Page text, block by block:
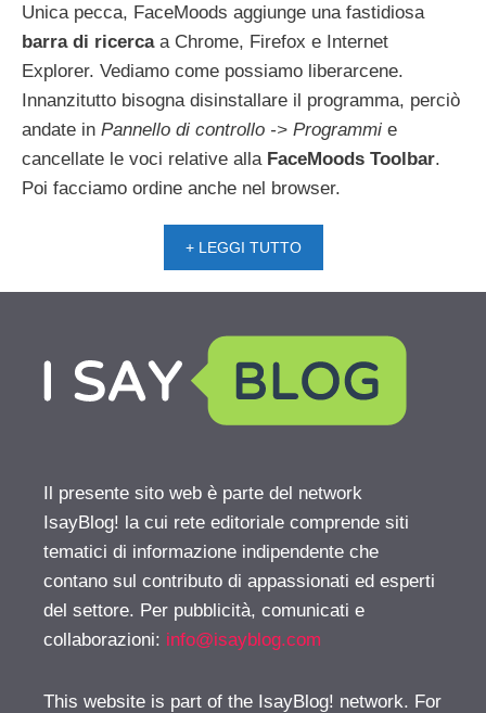
Unica pecca, FaceMoods aggiunge una fastidiosa
barra di ricercaa Chrome, Firefox e Internet
Explorer. Vediamo come possiamo liberarcene.
Innanzitutto bisogna disinstallare il programma, perciò
andate in Pannello di controllo -> Programmi e
cancellate le voci relative alla FaceMoods Toolbar.
Poi facciamo ordine anche nel browser.
+ LEGGI TUTTO
Il presente sito web è parte del network
IsayBlog! la cui rete editoriale comprende siti
tematici di informazione indipendente che
contano sul contributo di appassionati ed esperti
del settore. Per pubblicità, comunicati e
collaborazioni: info@isayblog.com
This website is part of the IsayBlog! network. For